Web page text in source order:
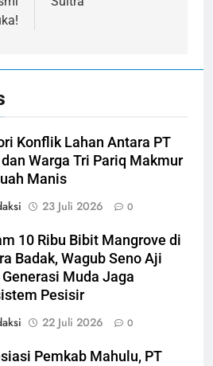
Konflik Lahan Antara PT
Warga Tri Pariq Makmur
Manis
23 Juli 2026 0
10 Ribu Bibit Mangrove di
Badak, Wagub Seno Aji
Muda Jaga
Pesisir
22 Juli 2026 0
Pemkab Mahulu, PT